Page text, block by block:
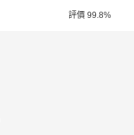
評價 99.8%